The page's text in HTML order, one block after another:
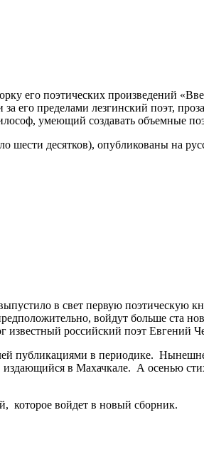
его поэтических произведений
его пределами лезгинский поэт,
умеющий создавать объемные
шести десятков), опубликованы на
в свет первую
войдут больше ста
известный российский поэт Евгений
публикациями в периодике.
в Махачкале. А осенью
которое войдет в новый сборник.